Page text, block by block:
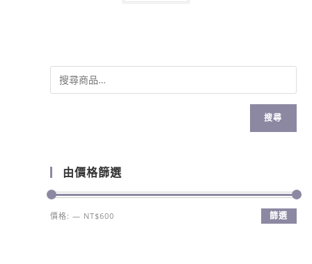
搜尋
由價格篩選
篩選
價格:— NT$600